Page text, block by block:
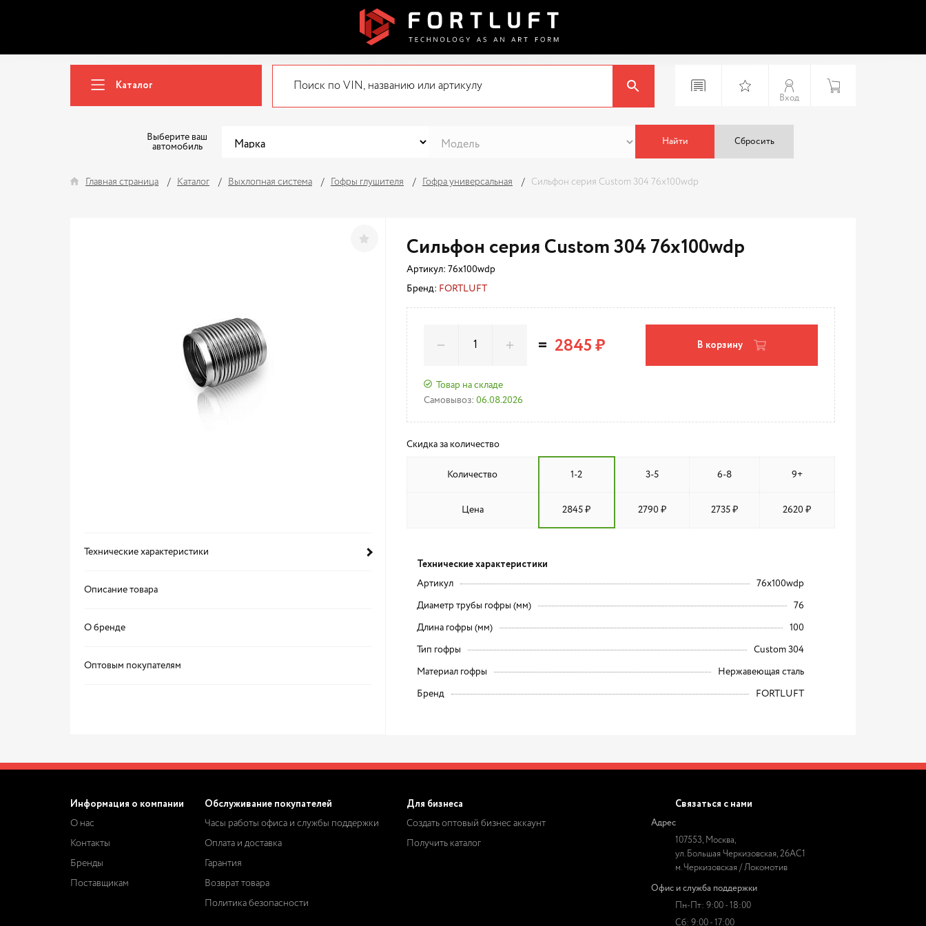
Каталог
Вход
Выберите ваш
автомобиль
Найти Сбросить
Главная страница Каталог Выхлопная система Гофры глушителя Гофра универсальная Сильфон серия Custom 304 76x100wdp
Технические характеристики
Описание товара
О бренде
Оптовым покупателям
Сильфон серия Custom 304 76x100wdp
Артикул: 76x100wdp
Бренд: FORTLUFT
Товар на складе
Самовывоз: 06.08.2026
= 2845 ₽ В корзину
Скидка за количество
Количество 1-2 3-5 6-8 9+
Цена 2845 ₽ 2790 ₽ 2735 ₽ 2620 ₽
Технические характеристики
Артикул 76x100wdp
Диаметр трубы гофры (мм) 76
Длина гофры (мм) 100
Тип гофры Custom 304
Материал гофры Нержавеющая сталь
Бренд FORTLUFT
Информация о компании
О нас
Контакты
Бренды
Поставщикам
Обслуживание покупателей
Часы работы офиса и службы поддержки
Оплата и доставка
Гарантия
Возврат товара
Политика безопасности
Для бизнеса
Создать оптовый бизнес аккаунт
Получить каталог
Связаться с нами
Адрес
107553, Москва,
ул. Большая Черкизовская, 26АС1
м. Черкизовская / Локомотив
Офис и служба поддержки
Пн-Пт: 9:00 - 18:00
Сб: 9:00 - 17:00